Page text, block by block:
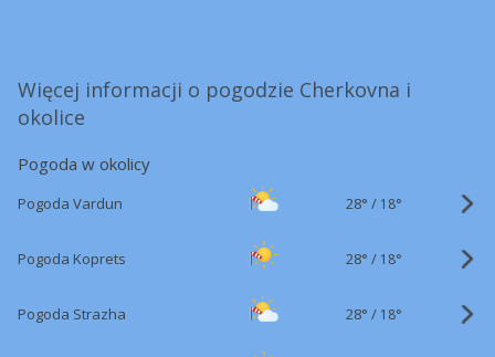
Więcej informacji o pogodzie Cherkovna i
okolice
Pogoda w okolicy
Pogoda Vardun 28° / 18°
Pogoda Koprets 28° / 18°
Pogoda Strazha 28° / 18°